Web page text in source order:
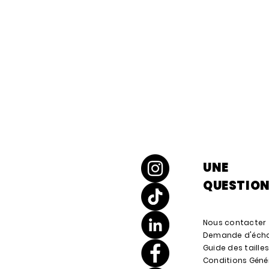
UNE
Nous contacter
Demande
Guide des tailles
Conditions